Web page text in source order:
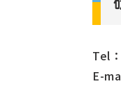
Tel
E-